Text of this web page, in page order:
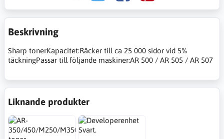
Beskrivning
Sharp tonerKapacitet:Räcker till ca 25 000 sidor vid 5%
täckningPassar till följande maskiner:AR 500 / AR 505 / AR 507
Liknande produkter